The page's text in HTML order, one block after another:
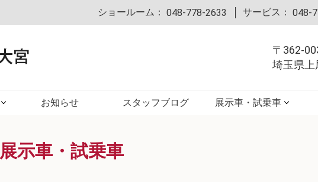
ショールーム： 048-778-2633 サービス： 048-
〒362-
埼玉県上
お知らせ スタッフブログ 展示車・試乗車
展示車・試乗車